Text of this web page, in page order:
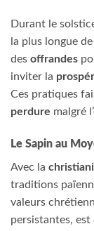
Durant le
la plus longue
des offrandes
inviter la
Ces pratiques
perdure malgré
Le Sapin au
Avec la
traditions
valeurs
persistantes, est